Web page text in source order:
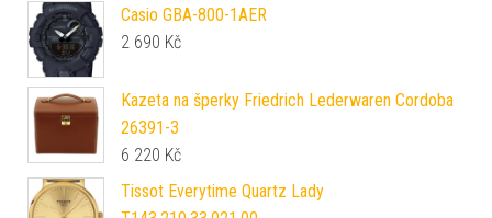
Casio GBA-800-1AER
2 690 Kč
Kazeta na šperky Friedrich Lederwaren Cordoba
26391-3
6 220 Kč
Tissot Everytime Quartz Lady